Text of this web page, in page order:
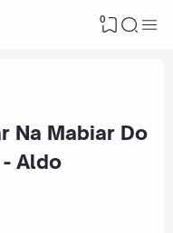
0
Na Mabiar Do
- Aldo